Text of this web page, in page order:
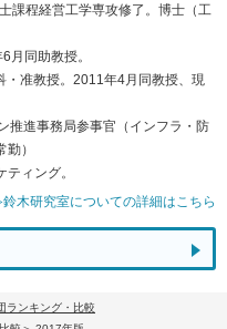
課程経営工学専攻修了。博士（工
月同助教授。
准教授。2011年4月同教授、現
推進事務局参事官（インフラ・防
）
ィング。
木研究室についての詳細はこちら
ランキング・比較